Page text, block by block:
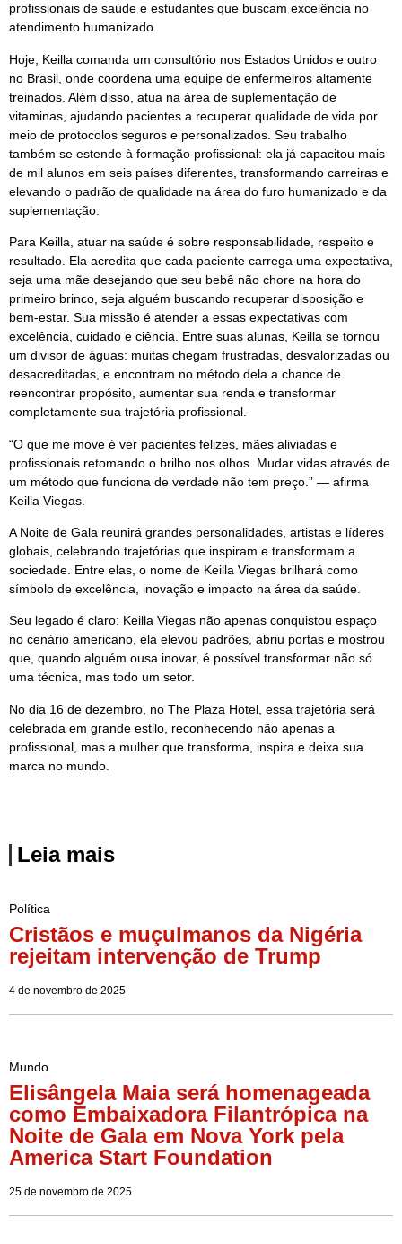
profissionais de saúde e estudantes que buscam excelência no
atendimento humanizado.
Hoje, Keilla comanda um consultório nos Estados Unidos e outro
no Brasil, onde coordena uma equipe de enfermeiros altamente
treinados. Além disso, atua na área de suplementação de
vitaminas, ajudando pacientes a recuperar qualidade de vida por
meio de protocolos seguros e personalizados. Seu trabalho
também se estende à formação profissional: ela já capacitou mais
de mil alunos em seis países diferentes, transformando carreiras e
elevando o padrão de qualidade na área do furo humanizado e da
suplementação.
Para Keilla, atuar na saúde é sobre responsabilidade, respeito e
resultado. Ela acredita que cada paciente carrega uma expectativa,
seja uma mãe desejando que seu bebê não chore na hora do
primeiro brinco, seja alguém buscando recuperar disposição e
bem-estar. Sua missão é atender a essas expectativas com
excelência, cuidado e ciência. Entre suas alunas, Keilla se tornou
um divisor de águas: muitas chegam frustradas, desvalorizadas ou
desacreditadas, e encontram no método dela a chance de
reencontrar propósito, aumentar sua renda e transformar
completamente sua trajetória profissional.
“O que me move é ver pacientes felizes, mães aliviadas e
profissionais retomando o brilho nos olhos. Mudar vidas através de
um método que funciona de verdade não tem preço.” — afirma
Keilla Viegas.
A Noite de Gala reunirá grandes personalidades, artistas e líderes
globais, celebrando trajetórias que inspiram e transformam a
sociedade. Entre elas, o nome de Keilla Viegas brilhará como
símbolo de excelência, inovação e impacto na área da saúde.
Seu legado é claro: Keilla Viegas não apenas conquistou espaço
no cenário americano, ela elevou padrões, abriu portas e mostrou
que, quando alguém ousa inovar, é possível transformar não só
uma técnica, mas todo um setor.
No dia 16 de dezembro, no The Plaza Hotel, essa trajetória será
celebrada em grande estilo, reconhecendo não apenas a
profissional, mas a mulher que transforma, inspira e deixa sua
marca no mundo.
Leia mais
Política
Cristãos e muçulmanos da Nigéria
rejeitam intervenção de Trump
4 de novembro de 2025
Mundo
Elisângela Maia será homenageada
como Embaixadora Filantrópica na
Noite de Gala em Nova York pela
America Start Foundation
25 de novembro de 2025